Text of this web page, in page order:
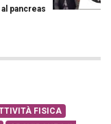
pancreas
FISICA